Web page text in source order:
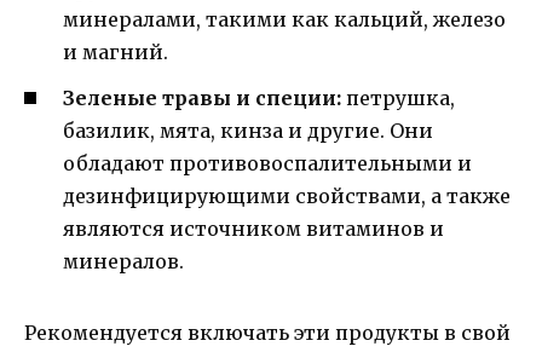
минералами, такими как кальций, железо
и магний.
Зеленые травы и специи: петрушка,
базилик, мята, кинза и другие. Они
обладают противовоспалительными и
дезинфицирующими свойствами, а также
являются источником витаминов и
минералов.
Рекомендуется включать эти продукты в свой